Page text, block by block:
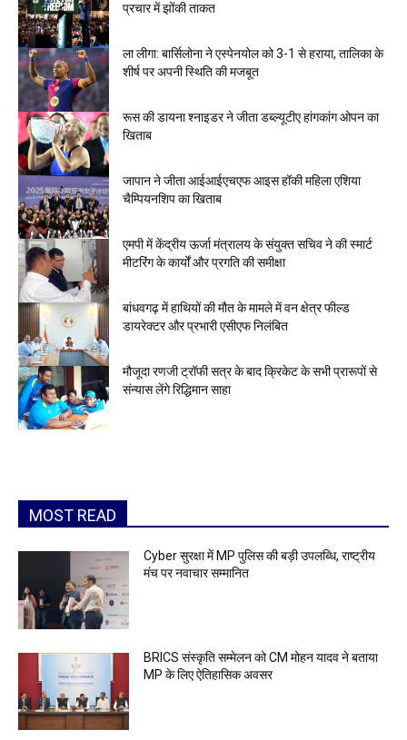
प्रचार में झोंकी ताकत
ला लीगा: बार्सिलोना ने एस्पेनयोल को 3-1 से हराया, तालिका के
शीर्ष पर अपनी स्थिति की मजबूत
रूस की डायना श्नाइडर ने जीता डब्ल्यूटीए हांगकांग ओपन का
खिताब
जापान ने जीता आईआईएचएफ आइस हॉकी महिला एशिया
चैम्पियनशिप का खिताब
एमपी में केंद्रीय ऊर्जा मंत्रालय के संयुक्त सचिव ने की स्मार्ट
मीटरिंग के कार्यों और प्रगति की समीक्षा
बांधवगढ़ में हाथियों की मौत के मामले में वन क्षेत्र फील्ड
डायरेक्टर और प्रभारी एसीएफ निलंबित
मौजूदा रणजी ट्रॉफी सत्र के बाद क्रिकेट के सभी प्रारूपों से
संन्यास लेंगे रिद्धिमान साहा
MOST READ
Cyber सुरक्षा में MP पुलिस की बड़ी उपलब्धि, राष्ट्रीय
मंच पर नवाचार सम्मानित
BRICS संस्कृति सम्मेलन को CM मोहन यादव ने बताया
MP के लिए ऐतिहासिक अवसर